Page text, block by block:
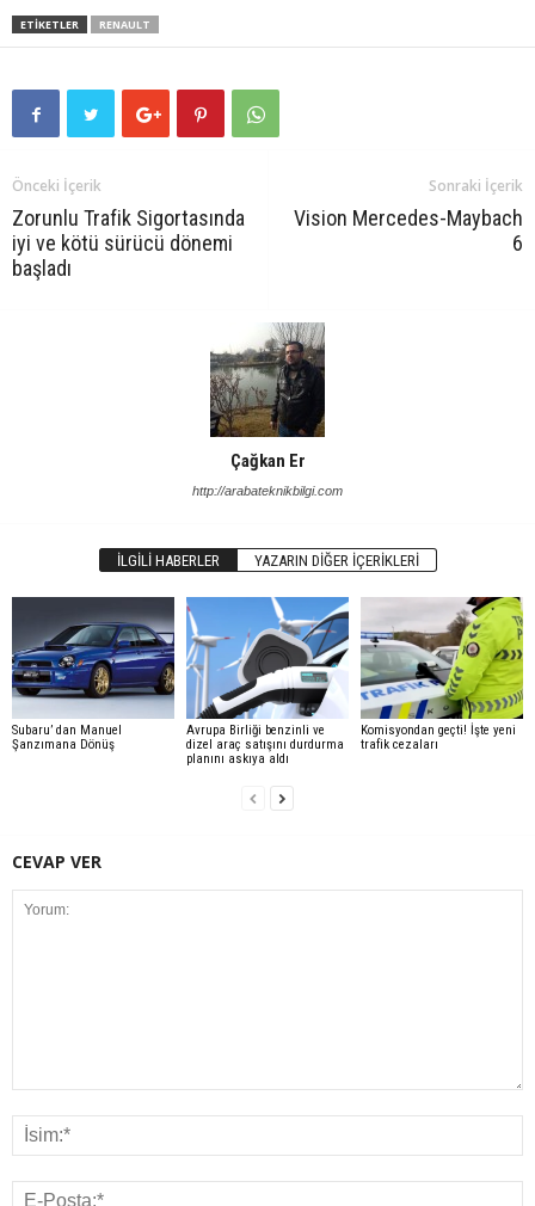
ETIKETLER RENAULT
Önceki İçerik
Zorunlu Trafik Sigortasında
iyi ve kötü sürücü dönemi
başladı
Sonraki İçerik
Vision Mercedes-Maybach
6
Çağkan Er
http://arabateknikbilgi.com
İLGILI HABERLER YAZARIN DIĞER İÇERIKLERI
Subaru’ dan Manuel
Şanzımana Dönüş
Avrupa Birliği benzinli ve
dizel araç satışını durdurma
planını askıya aldı
Komisyondan geçti! İşte yeni
trafik cezaları
CEVAP VER